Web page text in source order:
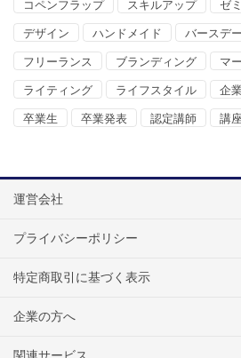
コペンフラップ スキルアップ ゼミ
デザイン ハンドメイド バースデ
フリーランス ブランディング マ
ライティング ライフスタイル 企
卒業生 卒業発表 認定講師 講座
運営会社
プライバシーポリシー
特定商取引に基づく表示
企業の方へ
関連サービス